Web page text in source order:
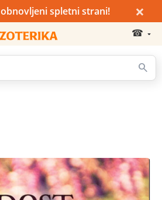
spletni strani! ×
☎